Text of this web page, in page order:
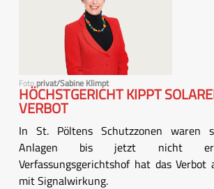
Foto privat/Sabine Klimpt
HÖCHSTGERICHT KIPPT
VERBOT
In St. Pöltens Schutzzonen waren
Anlagen bis jetzt nicht
Verfassungsgerichtshof hat das Verbot
mit Signalwirkung.